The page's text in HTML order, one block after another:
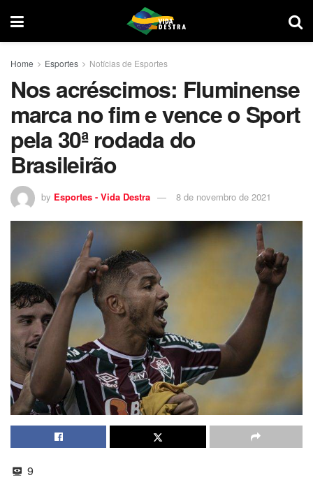
Home Esportes Notícias de Esportes
Nos acréscimos: Fluminense
marca no fim e vence o Sport
pela 30ª rodada do
Brasileirão
by Esportes - Vida Destra 8 de novembro de 2021
9